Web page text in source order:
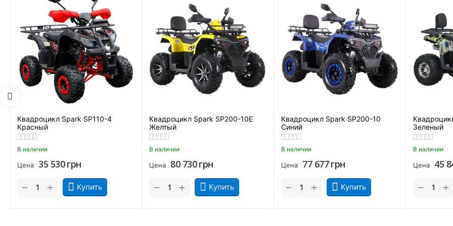
А чтобы сделать СП200-10 более предсказуемым, на него установили дисковые тормоза с КПД в районе 90%. Они
перегревы и отлично подходят для экстремального торможения.
Квадроцикл Spark SP110-4
Красный
В наличии
Цена 35 530грн
Купить
+
−
Квадроцикл Spark SP200-10Е
Желтый
В наличии
Цена 80 730грн
Купить
+
−
Квадроцикл Spark SP200-10
Синий
В наличии
Цена 77 677грн
Купить
+
−
Зеленый
В наличии
Цена
45
+
−